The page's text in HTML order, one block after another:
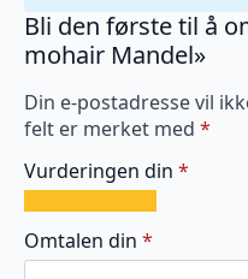
Bli den første til å
mohair Mandel»
Din e-postadresse vil
felt er merket med *
Vurderingen din *
av
5
av
5
av
5
av
5
av
5
Omtalen din *